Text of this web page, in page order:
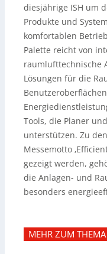
diesjährige ISH um
Produkte und
komfortablen
Palette reicht von
raumlufttechnische
Lösungen für die
Tools, die Planer
unterstützen. Zu
Messemotto
gezeigt werden,
die Anlagen- und
besonders
MEHR ZUM THEMA